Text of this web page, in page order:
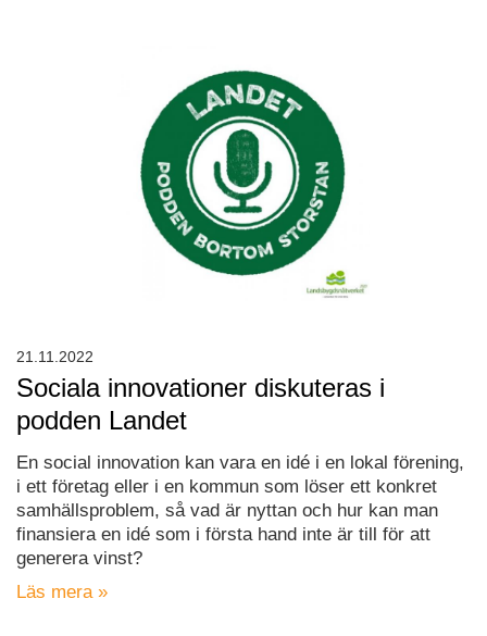
Sociala innovationer diskuteras i
podden Landet
En social innovation kan vara en idé i en lokal förening,
i ett företag eller i en kommun som löser ett konkret
samhällsproblem, så vad är nyttan och hur kan man
finansiera en idé som i första hand inte är till för att
generera vinst?
Läs mera »
21.11.2022